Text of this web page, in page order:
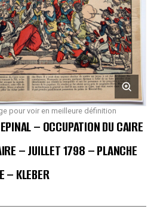
pour voir en meilleure définition
– OCCUPATION DU CAIRE
– JUILLET 1798 – PLANCHE
– KLEBER